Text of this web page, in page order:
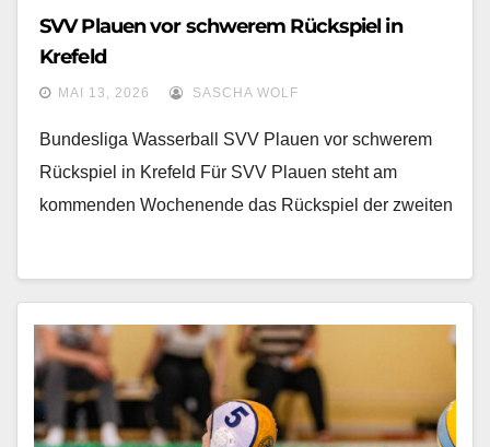
SVV Plauen vor schwerem Rückspiel in
Krefeld
MAI 13, 2026 SASCHA WOLF
Bundesliga Wasserball SVV Plauen vor schwerem
Rückspiel in Krefeld Für SVV Plauen steht am
kommenden Wochenende das Rückspiel der zweiten